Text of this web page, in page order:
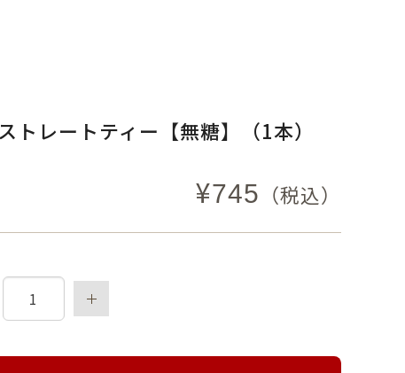
トレートティー【無糖】（1本）
¥745 （税込）